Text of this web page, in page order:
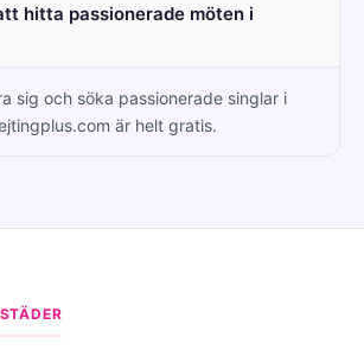
hitta passionerade möten i
sig och söka passionerade singlar i
är helt gratis.